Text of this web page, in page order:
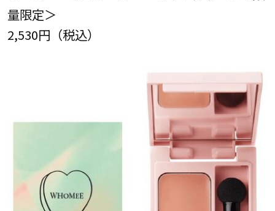
量限定＞
2,530円（税込）